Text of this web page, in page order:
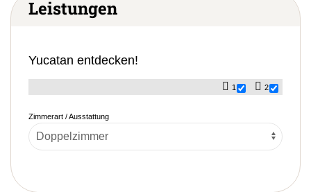
Leistungen
Yucatan entdecken!
1 2
Zimmerart / Ausstattung